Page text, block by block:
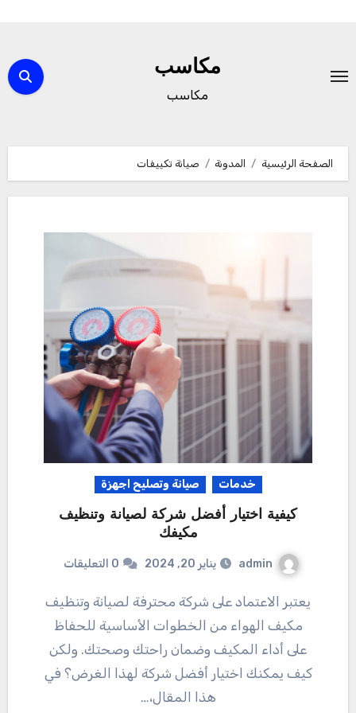
المحتوى
مكاسب
مكاسب
الصفحة الرئيسية المدونة صيانة تكييفات
خدمات صيانة وتصليح اجهزة
كيفية اختيار أفضل شركة لصيانة وتنظيف
مكيفك
admin يناير 20, 2024 0 التعليقات
يعتبر الاعتماد على شركة محترفة لصيانة وتنظيف
مكيف الهواء من الخطوات الأساسية للحفاظ
على أداء المكيف وضمان راحتك وصحتك. ولكن
كيف يمكنك اختيار أفضل شركة لهذا الغرض؟ في
هذا المقال،…